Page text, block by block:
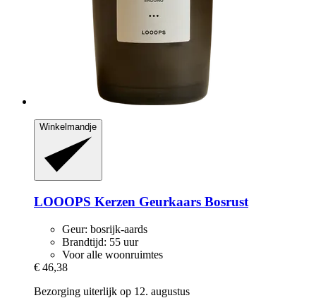
Winkelmandje
LOOOPS Kerzen Geurkaars Bosrust
Geur: bosrijk-aards
Brandtijd: 55 uur
Voor alle woonruimtes
€ 46,38
Bezorging uiterlijk op 12. augustus